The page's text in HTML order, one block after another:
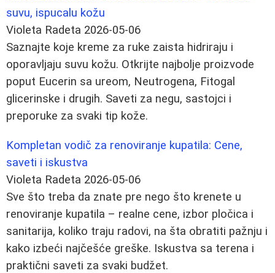
suvu, ispucalu kožu
Violeta Radeta 2026-05-06
Saznajte koje kreme za ruke zaista hidriraju i
oporavljaju suvu kožu. Otkrijte najbolje proizvode
poput Eucerin sa ureom, Neutrogena, Fitogal
glicerinske i drugih. Saveti za negu, sastojci i
preporuke za svaki tip kože.
Kompletan vodič za renoviranje kupatila: Cene,
saveti i iskustva
Violeta Radeta 2026-05-06
Sve što treba da znate pre nego što krenete u
renoviranje kupatila – realne cene, izbor pločica i
sanitarija, koliko traju radovi, na šta obratiti pažnju i
kako izbeći najčešće greške. Iskustva sa terena i
praktični saveti za svaki budžet.